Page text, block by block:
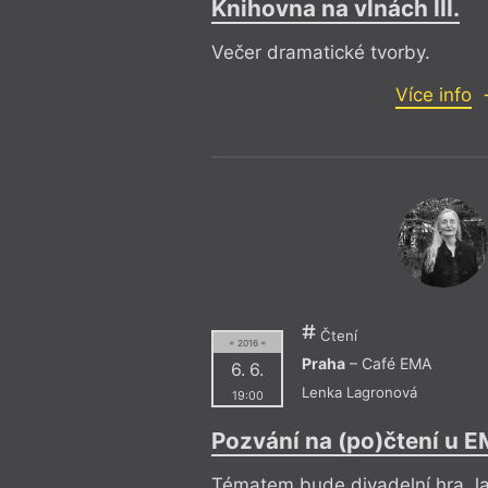
Knihovna na vlnách III.
Večer dramatické tvorby.
Více info
= 2016 =
6. 6.
19:00
Čtení
Praha – Café EMA
Lenka Lagronová
Pozvání na (po)čtení u